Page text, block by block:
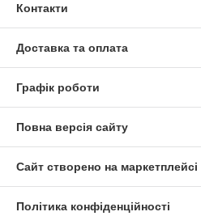
Контакти
Доставка та оплата
Графік роботи
Повна версія сайту
Сайт створено на маркетплейсі
Політика конфіденційності